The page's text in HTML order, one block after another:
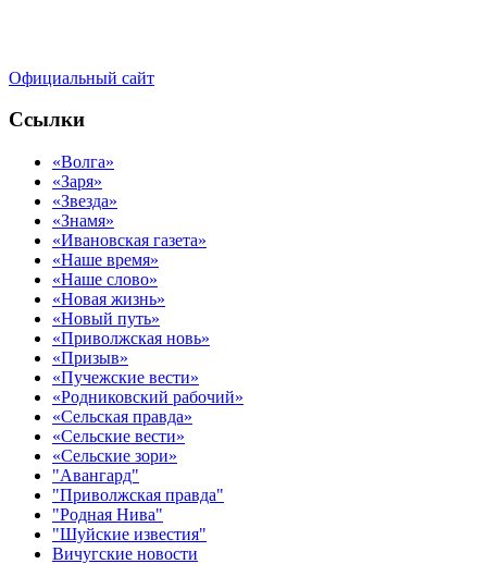
Официальный сайт
Ссылки
«Волга»
«Заря»
«Звезда»
«Знамя»
«Ивановская газета»
«Наше время»
«Наше слово»
«Новая жизнь»
«Новый путь»
«Приволжская новь»
«Призыв»
«Пучежские вести»
«Родниковский рабочий»
«Сельская правда»
«Сельские вести»
«Сельские зори»
"Авангард"
"Приволжская правда"
"Родная Нива"
"Шуйские известия"
Вичугские новости